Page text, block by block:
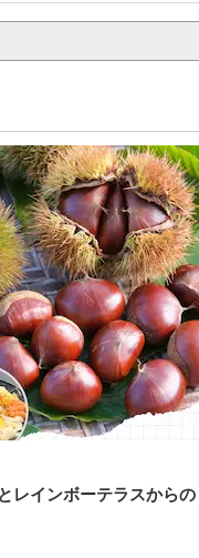
レインボーテラスからの